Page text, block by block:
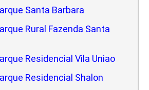
Santa Barbara
Rural Fazenda Santa
Residencial Vila Uniao
Residencial Shalon